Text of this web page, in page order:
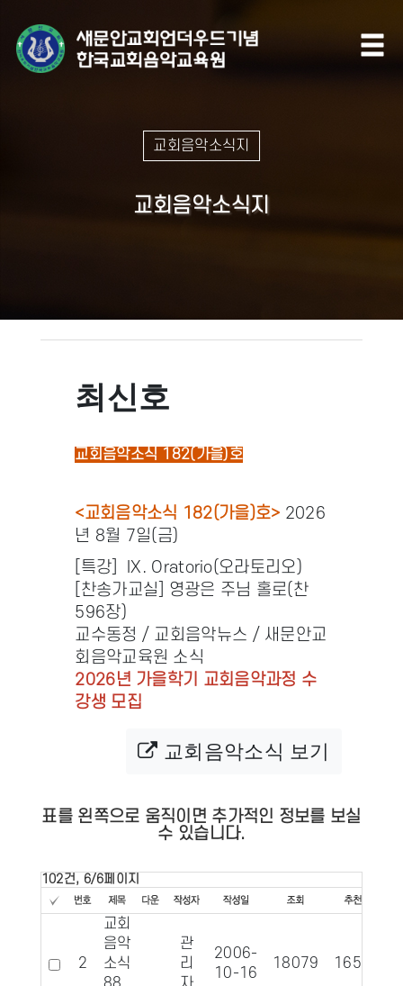
교회음악소식지
교회음악소식지
최신호
교회음악소식 182(가을)호
<교회음악소식 182(가을)호> 2026
년 8월 7일(금)
[특강] IX. Oratorio(오라토리오)
[찬송가교실] 영광은 주님 홀로(찬
596장)
교수동정 / 교회음악뉴스 / 새문안교
회음악교육원 소식
2026년 가을학기 교회음악과정 수
강생 모집
교회음악소식 보기
표를 왼쪽으로 움직이면 추가적인 정보를 보실
수 있습니다.
102건, 6/6페이지
2
교회
음악
소식
관
리
2006-
10-16
18079 1656